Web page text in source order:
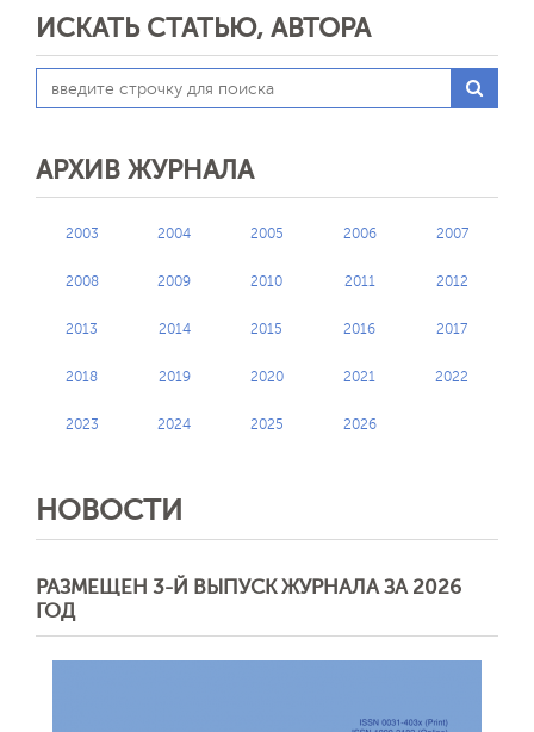
ИСКАТЬ СТАТЬЮ, АВТОРА
АРХИВ ЖУРНАЛА
2003 2004 2005 2006 2007
2008 2009 2010 2011 2012
2013 2014 2015 2016 2017
2018 2019 2020 2021 2022
2023 2024 2025 2026
НОВОСТИ
РАЗМЕЩЕН 3-Й ВЫПУСК ЖУРНАЛА ЗА 2026
ГОД